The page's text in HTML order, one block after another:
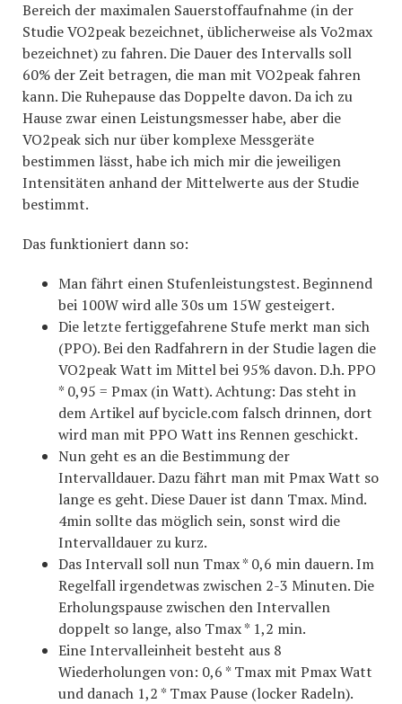
Bereich der maximalen Sauerstoffaufnahme (in der
Studie VO2peak bezeichnet, üblicherweise als Vo2max
bezeichnet) zu fahren. Die Dauer des Intervalls soll
60% der Zeit betragen, die man mit VO2peak fahren
kann. Die Ruhepause das Doppelte davon. Da ich zu
Hause zwar einen Leistungsmesser habe, aber die
VO2peak sich nur über komplexe Messgeräte
bestimmen lässt, habe ich mich mir die jeweiligen
Intensitäten anhand der Mittelwerte aus der Studie
bestimmt.
Das funktioniert dann so:
Man fährt einen Stufenleistungstest. Beginnend
bei 100W wird alle 30s um 15W gesteigert.
Die letzte fertiggefahrene Stufe merkt man sich
(PPO). Bei den Radfahrern in der Studie lagen die
VO2peak Watt im Mittel bei 95% davon. D.h. PPO
* 0,95 = Pmax (in Watt). Achtung: Das steht in
dem Artikel auf bycicle.com falsch drinnen, dort
wird man mit PPO Watt ins Rennen geschickt.
Nun geht es an die Bestimmung der
Intervalldauer. Dazu fährt man mit Pmax Watt so
lange es geht. Diese Dauer ist dann Tmax. Mind.
4min sollte das möglich sein, sonst wird die
Intervalldauer zu kurz.
Das Intervall soll nun Tmax * 0,6 min dauern. Im
Regelfall irgendetwas zwischen 2-3 Minuten. Die
Erholungspause zwischen den Intervallen
doppelt so lange, also Tmax * 1,2 min.
Eine Intervalleinheit besteht aus 8
Wiederholungen von: 0,6 * Tmax mit Pmax Watt
und danach 1,2 * Tmax Pause (locker Radeln).